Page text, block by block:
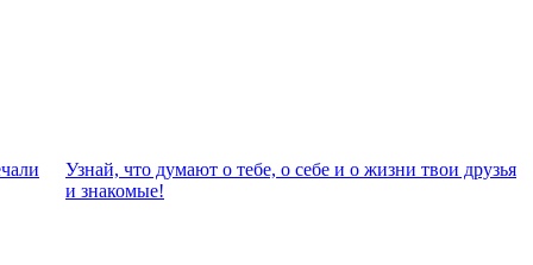
Узнай, что думают о тебе, о себе и о жизни твои друзья
и знакомые!